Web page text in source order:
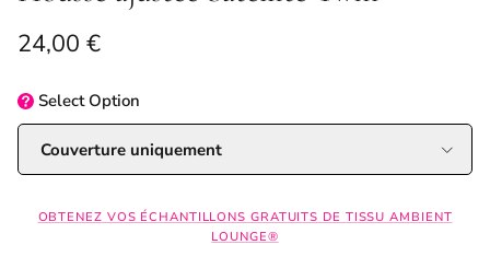
Prix habituel
24,00 €
SelectOption
Couverture uniquement
OBTENEZ VOS ÉCHANTILLONS GRATUITS DE TISSU AMBIENT
LOUNGE®